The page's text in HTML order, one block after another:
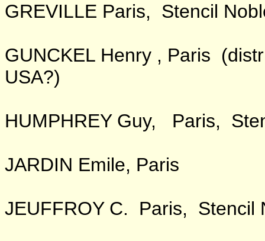
GREVILLE Paris, Stencil
GUNCKEL Henry , Paris
USA?)
HUMPHREY Guy, Paris,
JARDIN Emile, Paris
JEUFFROY C. Paris, Stencil